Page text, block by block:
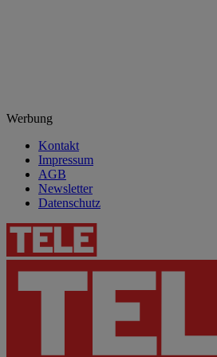
Werbung
Kontakt
Impressum
AGB
Newsletter
Datenschutz